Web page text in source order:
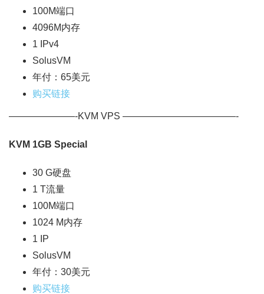
100M端口
4096M内存
1 IPv4
SolusVM
年付：65美元
购买链接
———————-KVM VPS ————————————-
KVM 1GB Special
30 G硬盘
1 T流量
100M端口
1024 M内存
1 IP
SolusVM
年付：30美元
购买链接